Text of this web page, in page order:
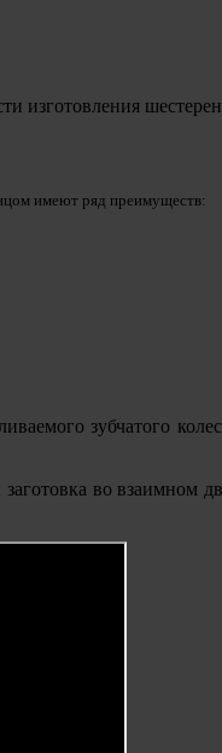
изготовления
имеют ряд преимуществ:
зубчатого
во взаимном